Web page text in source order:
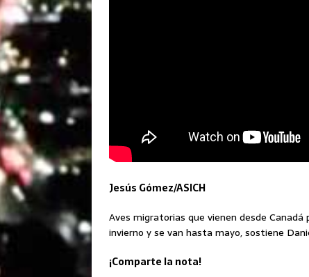
Jesús Gómez/ASICH
Aves migratorias que vienen desde
invierno y se van hasta mayo, sostiene
¡Comparte la nota!